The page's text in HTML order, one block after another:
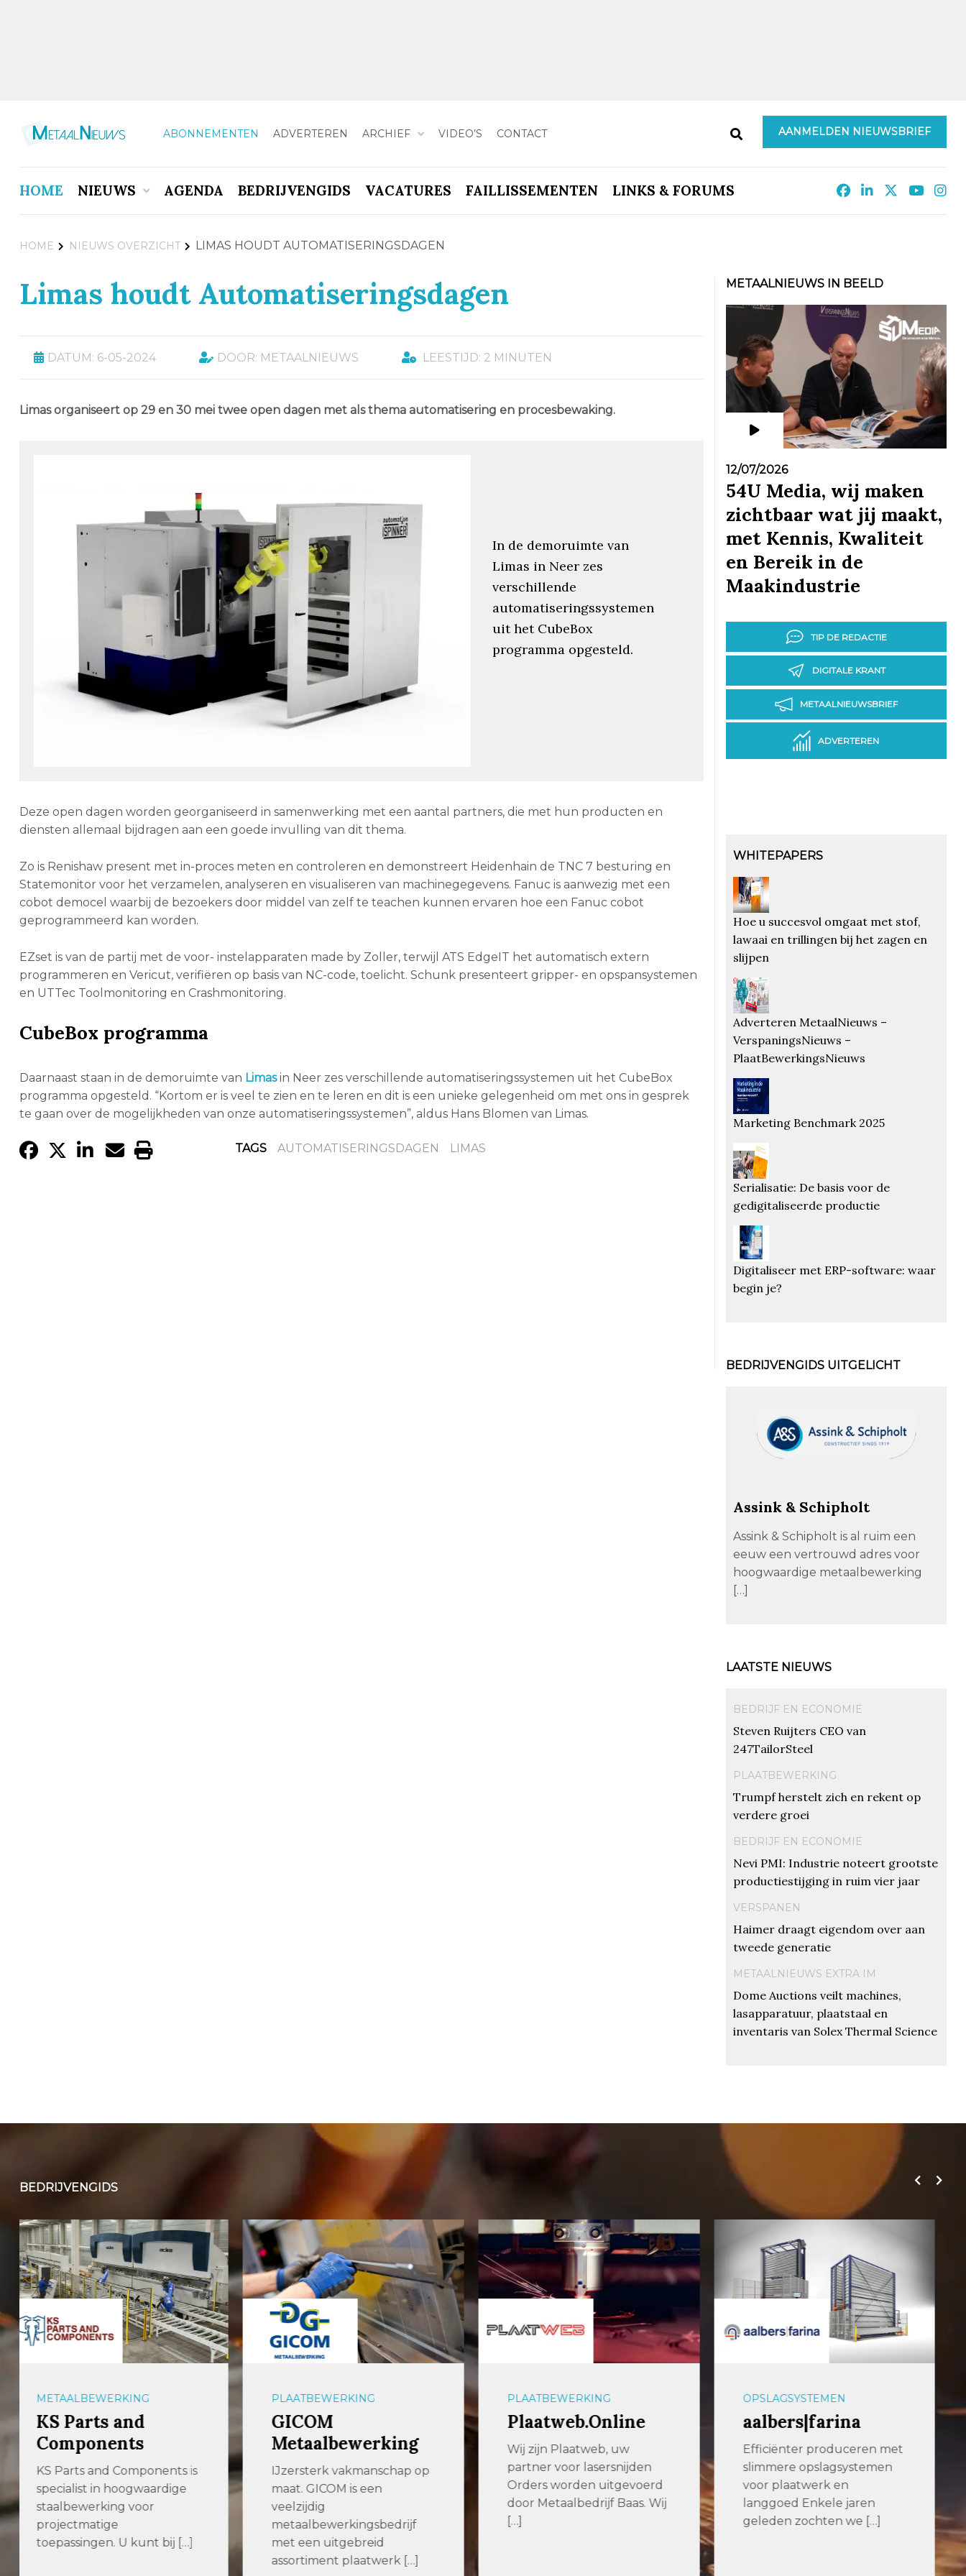
ABONNEMENTEN ADVERTEREN ARCHIEF VIDEO’S CONTACT AANMELDEN NIEUWSBRIEF
HOME NIEUWS AGENDA BEDRIJVENGIDS VACATURES FAILLISSEMENTEN LINKS & FORUMS
HOME NIEUWS OVERZICHT LIMAS HOUDT AUTOMATISERINGSDAGEN
Limas houdt Automatiseringsdagen
DATUM: 6-05-2024 DOOR: METAALNIEUWS LEESTIJD: 2 MINUTEN
Limas organiseert op 29 en 30 mei twee open dagen met als thema automatisering en procesbewaking.
In de demoruimte van
Limas in Neer zes
verschillende
automatiseringssystemen
uit het CubeBox
programma opgesteld.
Deze open dagen worden georganiseerd in samenwerking met een aantal partners, die met hun producten en
diensten allemaal bijdragen aan een goede invulling van dit thema.
Zo is Renishaw present met in-proces meten en controleren en demonstreert Heidenhain de TNC 7 besturing en
Statemonitor voor het verzamelen, analyseren en visualiseren van machinegegevens. Fanuc is aanwezig met een
cobot democel waarbij de bezoekers door middel van zelf te teachen kunnen ervaren hoe een Fanuc cobot
geprogrammeerd kan worden.
EZset is van de partij met de voor- instelapparaten made by Zoller, terwijl ATS EdgeIT het automatisch extern
programmeren en Vericut, verifiëren op basis van NC-code, toelicht. Schunk presenteert gripper- en opspansystemen
en UTTec Toolmonitoring en Crashmonitoring.
CubeBox programma
Daarnaast staan in de demoruimte van Limasin Neer zes verschillende automatiseringssystemen uit het CubeBox
programma opgesteld. “Kortom er is veel te zien en te leren en dit is een unieke gelegenheid om met ons in gesprek
te gaan over de mogelijkheden van onze automatiseringssystemen”, aldus Hans Blomen van Limas.
TAGS AUTOMATISERINGSDAGEN LIMAS
METAALNIEUWS IN BEELD
12/07/2026
54U Media, wij maken
zichtbaar wat jij maakt,
met Kennis, Kwaliteit
en Bereik in de
Maakindustrie
TIP DE REDACTIE
DIGITALE KRANT
METAALNIEUWSBRIEF
ADVERTEREN
WHITEPAPERS
Hoe u succesvol omgaat met stof,
lawaai en trillingen bij het zagen en
slijpen
Adverteren MetaalNieuws –
VerspaningsNieuws –
PlaatBewerkingsNieuws
Marketing Benchmark 2025
Serialisatie: De basis voor de
gedigitaliseerde productie
Digitaliseer met ERP-software: waar
begin je?
BEDRIJVENGIDS UITGELICHT
Assink & Schipholt
Assink & Schipholt is al ruim een
eeuw een vertrouwd adres voor
hoogwaardige metaalbewerking
[…]
LAATSTE NIEUWS
BEDRIJF EN ECONOMIE
Steven Ruijters CEO van
247TailorSteel
PLAATBEWERKING
Trumpf herstelt zich en rekent op
verdere groei
BEDRIJF EN ECONOMIE
Nevi PMI: Industrie noteert grootste
productiestijging in ruim vier jaar
VERSPANEN
Haimer draagt eigendom over aan
tweede generatie
METAALNIEUWS EXTRA IM
Dome Auctions veilt machines,
lasapparatuur, plaatstaal en
inventaris van Solex Thermal Science
BEDRIJVENGIDS
PLAATBEWERKING
GICOM
Metaalbewerking
IJzersterk vakmanschap op
maat. GICOM is een
veelzijdig
metaalbewerkingsbedrijf
met een uitgebreid
PLAATBEWERKING
Plaatweb.Online
Wij zijn Plaatweb, uw
partner voor lasersnijden
Orders worden uitgevoerd
door Metaalbedrijf Baas. Wij
[…]
OPSLAGSYSTEMEN
aalbers|farina
Efficiënter produceren met
slimmere opslagsystemen
voor plaatwerk en
langgoed Enkele jaren
geleden zochten we […]
OPSLAGSYSTEMEN
Remmert GmbH
Wij zijn gespecialiseerd in
geautomatiseerde opslag-
en logistieke systemen. Wij
weten hoe we zware […]